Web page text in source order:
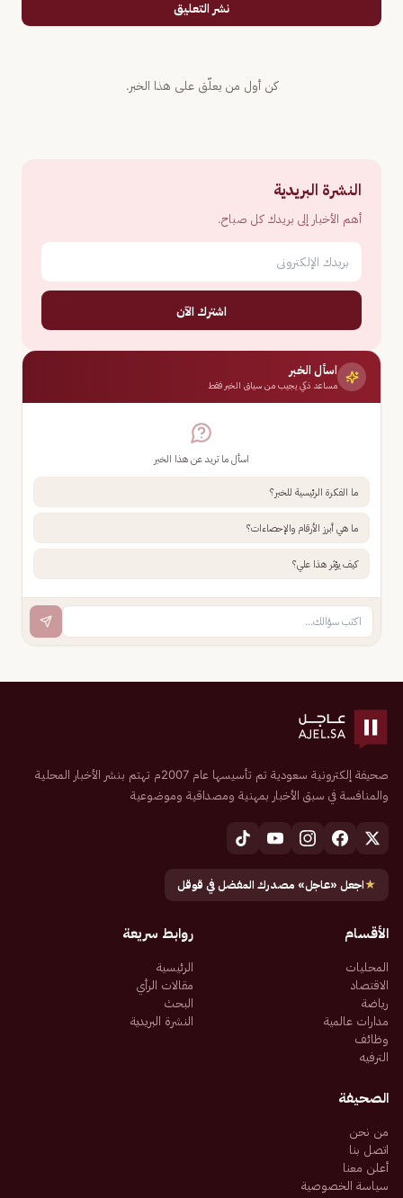
نشر التعليق
كن أول من يعلّق على هذا الخبر.
النشرة البريدية
أهم الأخبار إلى بريدك كل صباح.
اشترك الآن
اسأل الخبر
مساعد ذكي يجيب من سياق الخبر فقط
اسأل ما تريد عن هذا الخبر
ما الفكرة الرئيسية للخبر؟
ما هي أبرز الأرقام والإحصاءات؟
كيف يؤثر هذا علي؟
صحيفة إلكترونية سعودية تم تأسيسها عام 2007م تهتم بنشر الأخبار المحلية
والمنافسة في سبق الأخبار بمهنية ومصداقية وموضوعية
★اجعل «عاجل» مصدرك المفضل في قوقل
الأقسام
المحليات
الاقتصاد
رياضة
مدارات عالمية
وظائف
الترفيه
روابط سريعة
الرئيسية
مقالات الرأي
البحث
النشرة البريدية
الصحيفة
من نحن
اتصل بنا
أعلن معنا
سياسة الخصوصية